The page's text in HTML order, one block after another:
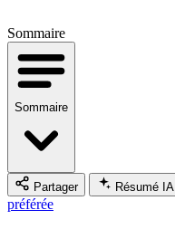
Sommaire
Sommaire
Partager Résumé IA
préférée